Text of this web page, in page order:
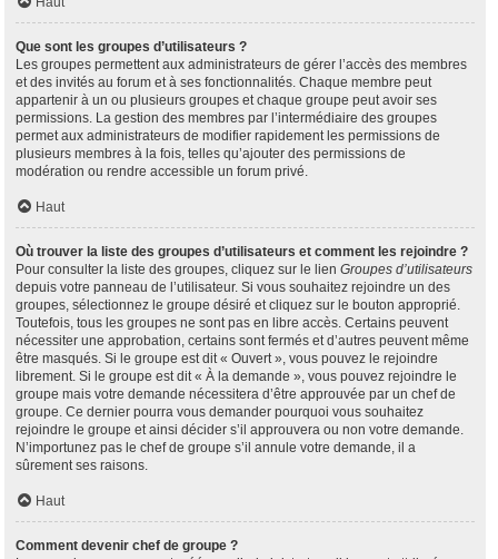
Que sont les groupes d’utilisateurs ?
Les groupes permettent aux administrateurs de gérer l’accès des membres
et des invités au forum et à ses fonctionnalités. Chaque membre peut
appartenir à un ou plusieurs groupes et chaque groupe peut avoir ses
permissions. La gestion des membres par l’intermédiaire des groupes
permet aux administrateurs de modifier rapidement les permissions de
plusieurs membres à la fois, telles qu’ajouter des permissions de
modération ou rendre accessible un forum privé.
Haut
Où trouver la liste des groupes d’utilisateurs et comment les rejoindre ?
Pour consulter la liste des groupes, cliquez sur le lien Groupes d’utilisateurs
depuis votre panneau de l’utilisateur. Si vous souhaitez rejoindre un des
groupes, sélectionnez le groupe désiré et cliquez sur le bouton approprié.
Toutefois, tous les groupes ne sont pas en libre accès. Certains peuvent
nécessiter une approbation, certains sont fermés et d’autres peuvent même
être masqués. Si le groupe est dit « Ouvert », vous pouvez le rejoindre
librement. Si le groupe est dit « À la demande », vous pouvez rejoindre le
groupe mais votre demande nécessitera d’être approuvée par un chef de
groupe. Ce dernier pourra vous demander pourquoi vous souhaitez
rejoindre le groupe et ainsi décider s’il approuvera ou non votre demande.
N’importunez pas le chef de groupe s’il annule votre demande, il a
sûrement ses raisons.
Haut
Comment devenir chef de groupe ?